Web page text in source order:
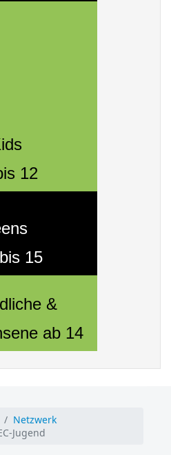
12
15
&
ab 14
Netzwerk
Jugend